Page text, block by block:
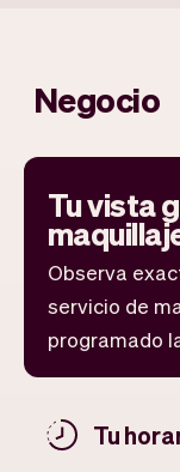
Negocio
Tu vista
Observa
servicio de
programado
Tu